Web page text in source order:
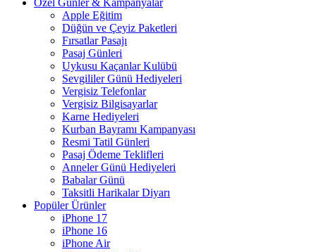
Özel Günler & Kampanyalar
Apple Eğitim
Düğün ve Çeyiz Paketleri
Fırsatlar Pasajı
Pasaj Günleri
Uykusu Kaçanlar Kulübü
Sevgililer Günü Hediyeleri
Vergisiz Telefonlar
Vergisiz Bilgisayarlar
Karne Hediyeleri
Kurban Bayramı Kampanyası
Resmi Tatil Günleri
Pasaj Ödeme Teklifleri
Anneler Günü Hediyeleri
Babalar Günü
Taksitli Harikalar Diyarı
Popüler Ürünler
iPhone 17
iPhone 16
iPhone Air